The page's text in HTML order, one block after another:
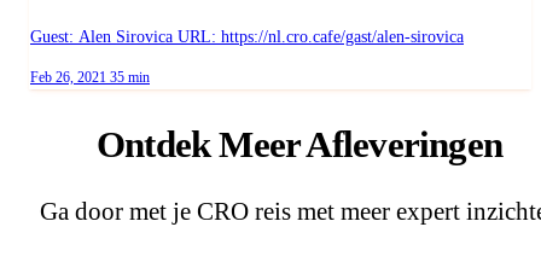
Guest: Alen Sirovica URL: https://nl.cro.cafe/gast/alen-sirovica
Published on
Feb 26, 2021 Duration:
35 min
Ontdek Meer Afleveringen
Ga door met je CRO reis met meer expert